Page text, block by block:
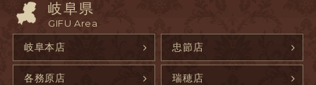
岐阜県
GIFU Area
岐阜本店 忠節店
各務原店 瑞穂店